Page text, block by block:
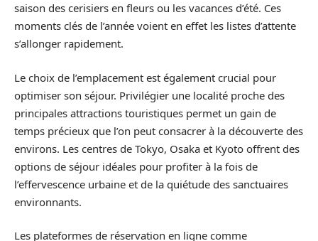
saison des cerisiers en fleurs ou les vacances d’été. Ces
moments clés de l’année voient en effet les listes d’attente
s’allonger rapidement.
Le choix de l’emplacement est également crucial pour
optimiser son séjour. Privilégier une localité proche des
principales attractions touristiques permet un gain de
temps précieux que l’on peut consacrer à la découverte des
environs. Les centres de Tokyo, Osaka et Kyoto offrent des
options de séjour idéales pour profiter à la fois de
l’effervescence urbaine et de la quiétude des sanctuaires
environnants.
Les plateformes de réservation en ligne comme